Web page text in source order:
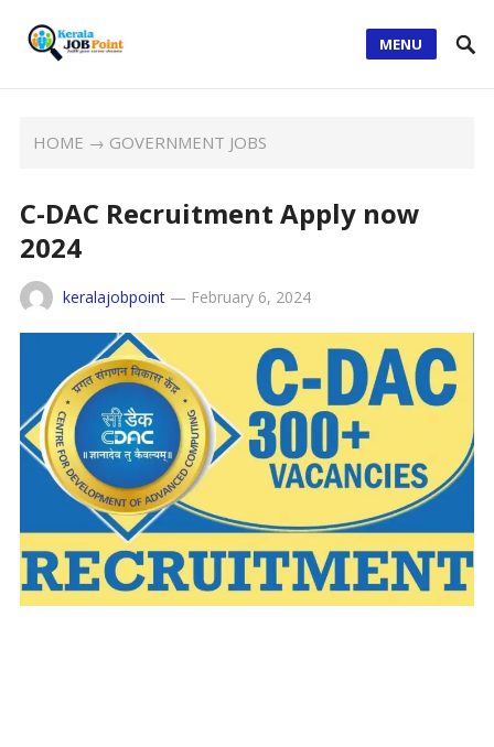
MENU
HOME → GOVERNMENT JOBS
C-DAC Recruitment Apply now
2024
keralajobpoint— February 6, 2024